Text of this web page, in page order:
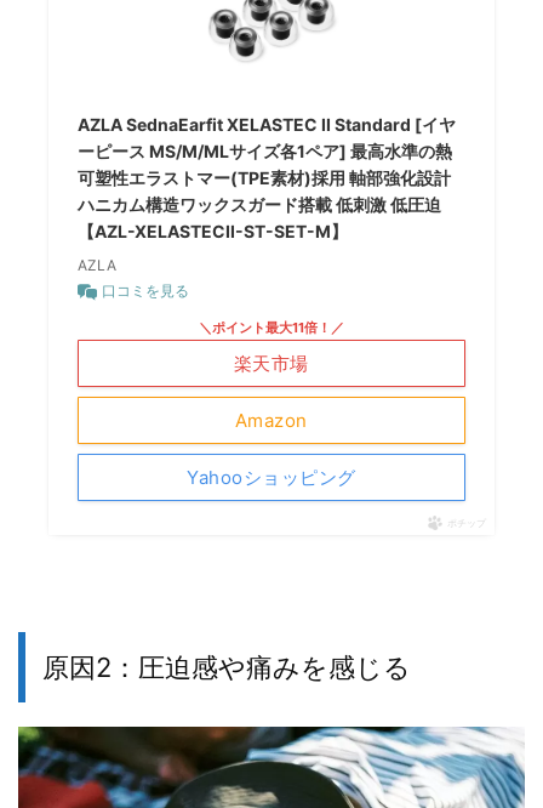
AZLA SednaEarfit XELASTEC II Standard [イヤ
ーピース MS/M/MLサイズ各1ペア] 最高水準の熱
可塑性エラストマー(TPE素材)採用 軸部強化設計
ハニカム構造ワックスガード搭載 低刺激 低圧迫
【AZL-XELASTECII-ST-SET-M】
AZLA
口コミを見る
Amazon
＼ポイント最大11倍！／
楽天市場
Yahooショッピング
ポチップ
原因2：圧迫感や痛みを感じる